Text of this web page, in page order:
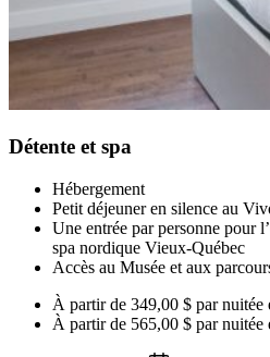
Détente et spa
Hébergement
Petit déjeuner en silence au
Une entrée par personne pour
spa nordique Vieux-Québec
Accès au Musée et aux
À partir de 349,00 $ par nuitée
À partir de 565,00 $ par nuitée